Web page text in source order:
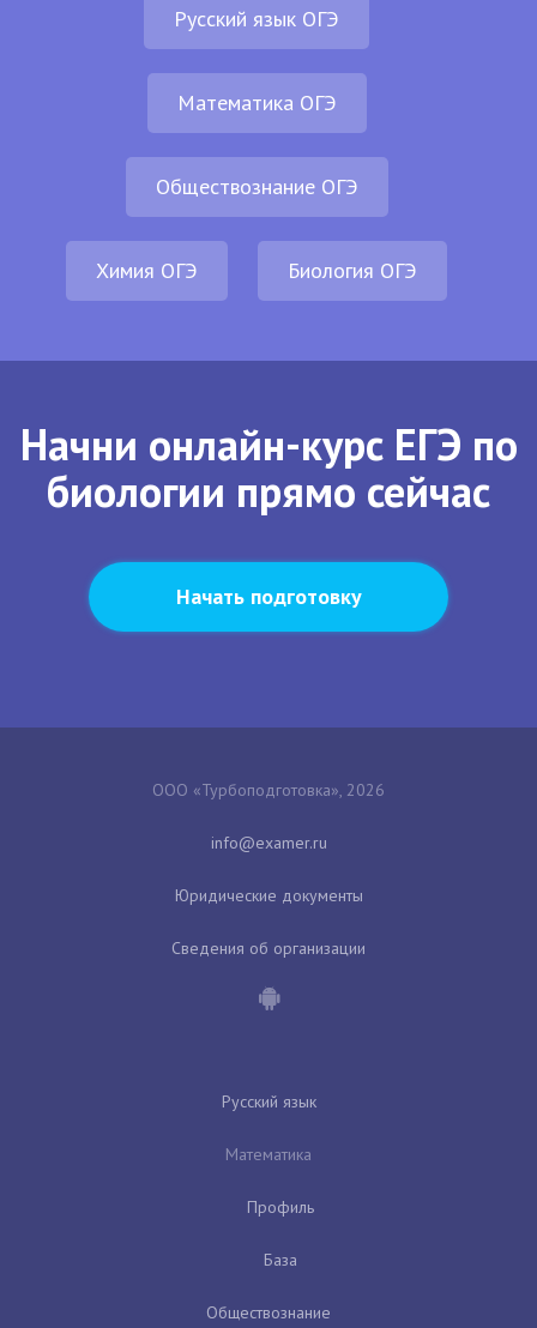
Русский язык ОГЭ
Математика ОГЭ
Обществознание ОГЭ
Химия ОГЭ Биология ОГЭ
Начни онлайн-курс ЕГЭ по
биологии прямо сейчас
Начать подготовку
ООО «Турбоподготовка», 2026
Юридические документы
Сведения об организации
Русский язык
Математика
Профиль
База
Обществознание